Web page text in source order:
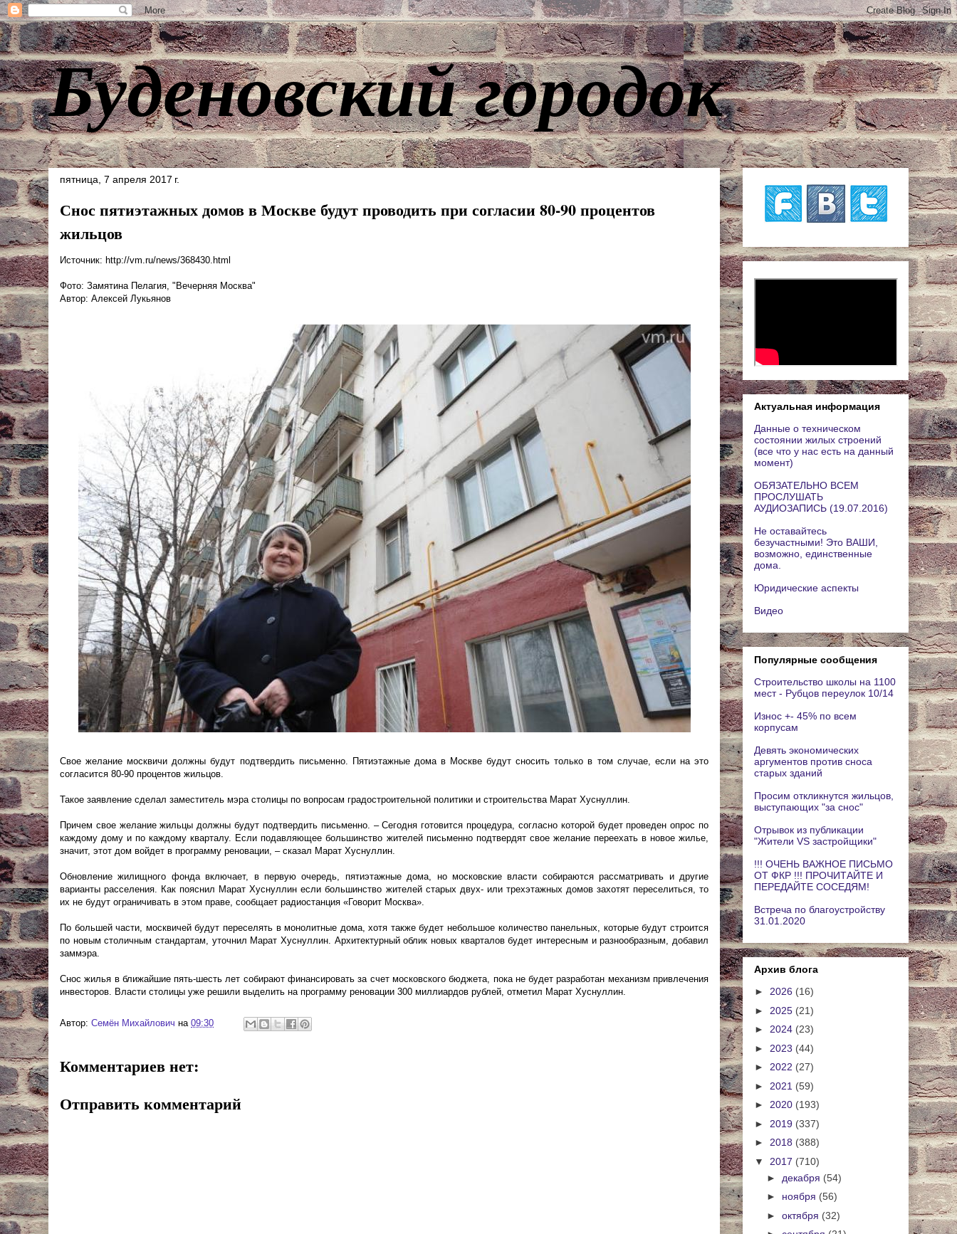
Буденовский городок
пятница, 7 апреля 2017 г.
Снос пятиэтажных домов в Москве будут проводить при согласии 80-90 процентов
жильцов
Источник: http://vm.ru/news/368430.html
Фото: Замятина Пелагия, "Вечерняя Москва"
Автор: Алексей Лукьянов
Свое желание москвичи должны будут подтвердить письменно. Пятиэтажные дома в Москве будут сносить только в том случае, если на это
согласится 80-90 процентов жильцов.
Такое заявление сделал заместитель мэра столицы по вопросам градостроительной политики и строительства Марат Хуснуллин.
Причем свое желание жильцы должны будут подтвердить письменно. – Сегодня готовится процедура, согласно которой будет проведен опрос по
каждому дому и по каждому кварталу. Если подавляющее большинство жителей письменно подтвердят свое желание переехать в новое жилье,
значит, этот дом войдет в программу реновации, – сказал Марат Хуснуллин.
Обновление жилищного фонда включает, в первую очередь, пятиэтажные дома, но московские власти собираются рассматривать и другие
варианты расселения. Как пояснил Марат Хуснуллин если большинство жителей старых двух- или трехэтажных домов захотят переселиться, то
их не будут ограничивать в этом праве, сообщает радиостанция «Говорит Москва».
По большей части, москвичей будут переселять в монолитные дома, хотя также будет небольшое количество панельных, которые будут строится
по новым столичным стандартам, уточнил Марат Хуснуллин. Архитектурный облик новых кварталов будет интересным и разнообразным, добавил
заммэра.
Снос жилья в ближайшие пять-шесть лет собирают финансировать за счет московского бюджета, пока не будет разработан механизм привлечения
инвесторов. Власти столицы уже решили выделить на программу реновации 300 миллиардов рублей, отметил Марат Хуснуллин.
Автор: Cемён Михайлович на 09:30
Комментариев нет:
Отправить комментарий
Актуальная информация
Данные о техническом
состоянии жилых строений
(все что у нас есть на данный
момент)
ОБЯЗАТЕЛЬНО ВСЕМ
ПРОСЛУШАТЬ
АУДИОЗАПИСЬ (19.07.2016)
Не оставайтесь
безучастными! Это ВАШИ,
возможно, единственные
дома.
Юридические аспекты
Видео
Популярные сообщения
Строительство школы на 1100
мест - Рубцов переулок 10/14
Износ +- 45% по всем
корпусам
Девять экономических
аргументов против сноса
старых зданий
Просим откликнутся жильцов,
выступающих "за снос"
Отрывок из публикации
"Жители VS застройщики"
!!! ОЧЕНЬ ВАЖНОЕ ПИСЬМО
ОТ ФКР !!! ПРОЧИТАЙТЕ И
ПЕРЕДАЙТЕ СОСЕДЯМ!
Встреча по благоустройству
31.01.2020
Архив блога
► 2026 (16)
► 2025 (21)
► 2024 (23)
► 2023 (44)
► 2022 (27)
► 2021 (59)
► 2020 (193)
► 2019 (337)
► 2018 (388)
▼ 2017 (710)
► декабря (54)
► ноября (56)
► октября (32)